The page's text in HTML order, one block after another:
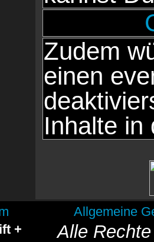
Zudem
einen
Inhalte in
Allgemeine
+
Alle